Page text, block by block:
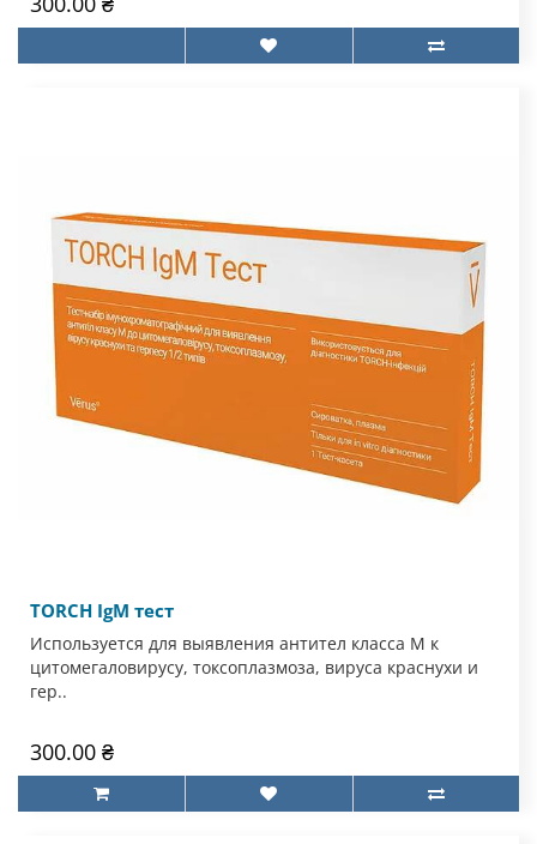
TORCH IgM тест
Используется для выявления антител класса М к
цитомегаловирусу, токсоплазмоза, вируса краснухи и
гер..
300.00 ₴